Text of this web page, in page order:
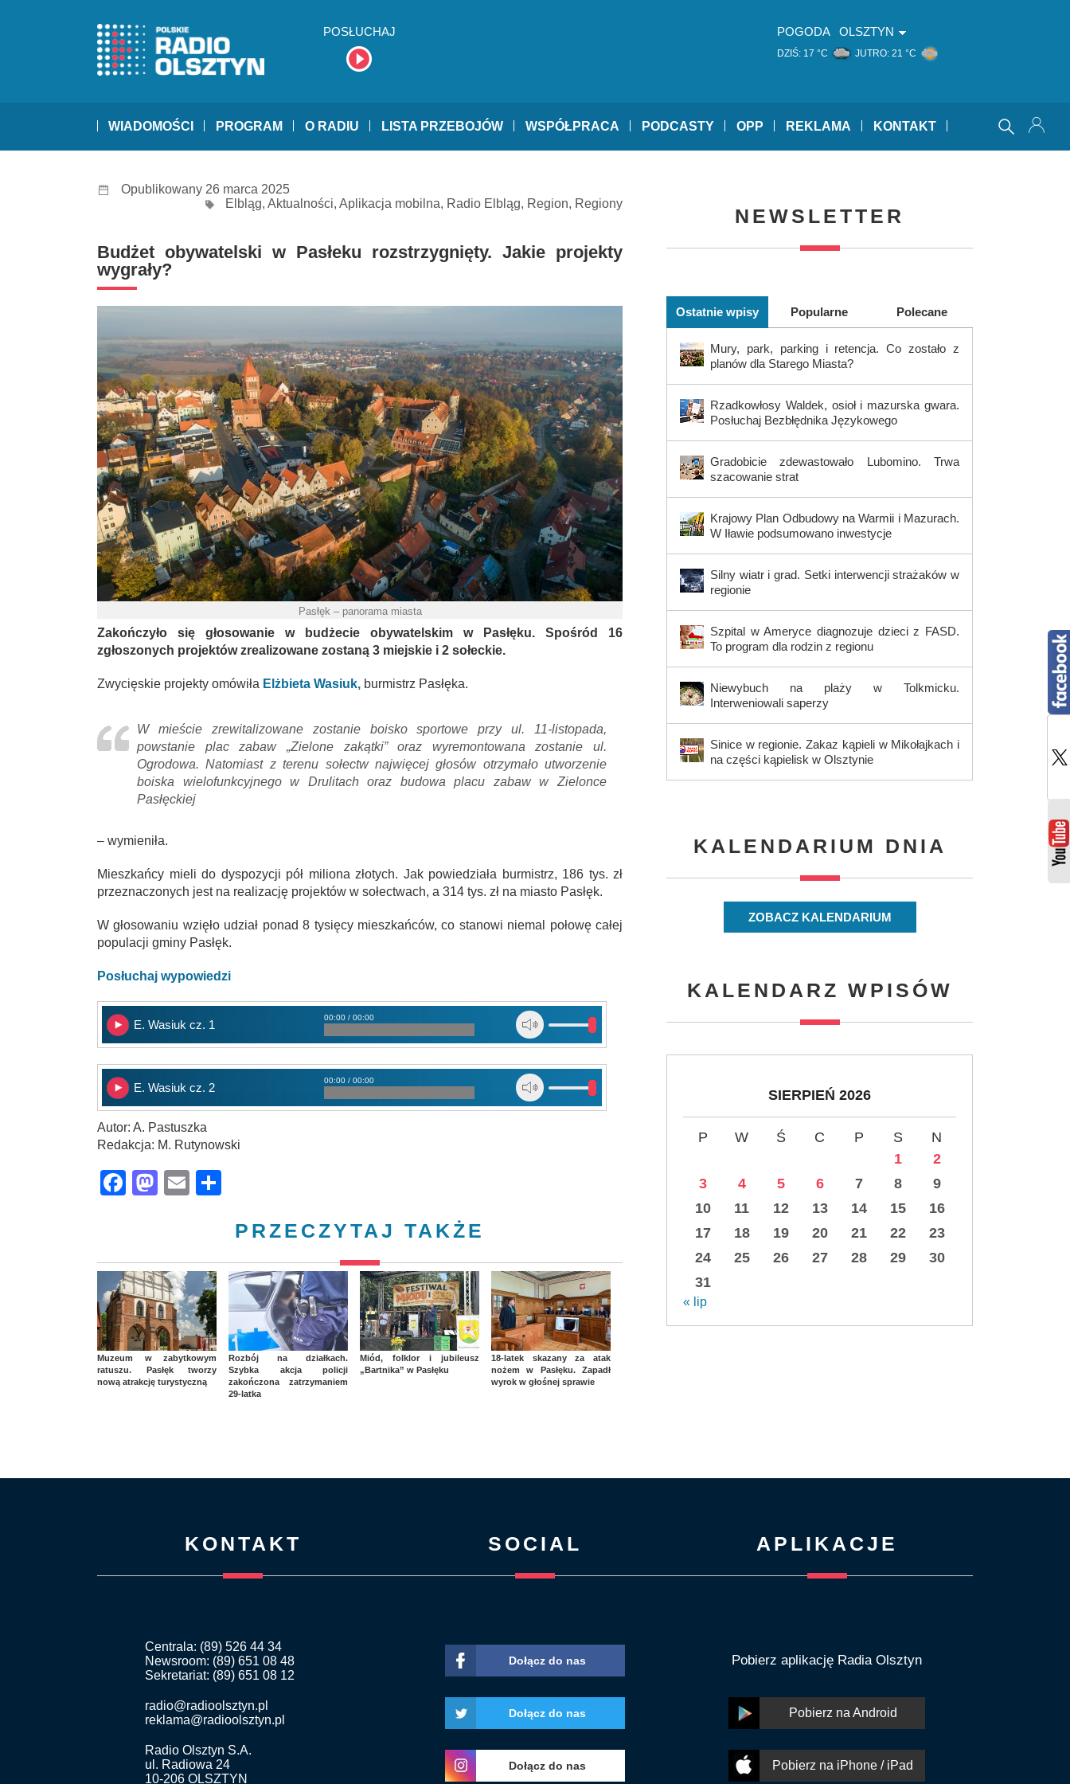
POSŁUCHAJ POGODA OLSZTYN
DZIŚ: 17 °C JUTRO: 21 °C
WIADOMOŚCI PROGRAM O RADIU LISTA PRZEBOJÓW WSPÓŁPRACA PODCASTY OPP REKLAMA KONTAKT
Opublikowany 26 marca 2025
Elbląg, Aktualności, Aplikacja mobilna, Radio Elbląg, Region, Regiony
Budżet obywatelski w Pasłeku rozstrzygnięty. Jakie projekty
wygrały?
Pasłęk – panorama miasta
Zakończyło się głosowanie w budżecie obywatelskim w Pasłęku. Spośród 16
zgłoszonych projektów zrealizowane zostaną 3 miejskie i 2 sołeckie.
Zwycięskie projekty omówiła Elżbieta Wasiuk, burmistrz Pasłęka.
W mieście zrewitalizowane zostanie boisko sportowe przy ul. 11-listopada,
powstanie plac zabaw „Zielone zakątki” oraz wyremontowana zostanie ul.
Ogrodowa. Natomiast z terenu sołectw najwięcej głosów otrzymało utworzenie
boiska wielofunkcyjnego w Drulitach oraz budowa placu zabaw w Zielonce
Pasłęckiej
– wymieniła.
Mieszkańcy mieli do dyspozycji pół miliona złotych. Jak powiedziała burmistrz, 186 tys. zł
przeznaczonych jest na realizację projektów w sołectwach, a 314 tys. zł na miasto Pasłęk.
W głosowaniu wzięło udział ponad 8 tysięcy mieszkańców, co stanowi niemal połowę całej
populacji gminy Pasłęk.
Posłuchaj wypowiedzi
E. Wasiuk cz. 1
00:00 / 00:00
E. Wasiuk cz. 2
00:00 / 00:00
Autor: A. Pastuszka
Redakcja: M. Rutynowski
Facebook
Mastodon
Email
PRZECZYTAJ TAKŻE
Muzeum w zabytkowym
ratuszu. Pasłęk tworzy
nową atrakcję turystyczną
Rozbój na działkach.
Szybka akcja policji
zakończona zatrzymaniem
29-latka
Miód, folklor i jubileusz
„Bartnika” w Pasłęku
18-latek skazany za atak
nożem w Pasłęku. Zapadł
wyrok w głośnej sprawie
NEWSLETTER
Ostatnie wpisy Popularne Polecane
Mury, park, parking i retencja. Co zostało z
planów dla Starego Miasta?
Rzadkowłosy Waldek, osioł i mazurska gwara.
Posłuchaj Bezbłędnika Językowego
Gradobicie zdewastowało Lubomino. Trwa
szacowanie strat
Krajowy Plan Odbudowy na Warmii i Mazurach.
W Iławie podsumowano inwestycje
Silny wiatr i grad. Setki interwencji strażaków w
regionie
Szpital w Ameryce diagnozuje dzieci z FASD.
To program dla rodzin z regionu
Niewybuch na plaży w Tolkmicku.
Interweniowali saperzy
Sinice w regionie. Zakaz kąpieli w Mikołajkach i
na części kąpielisk w Olsztynie
KALENDARIUM DNIA
ZOBACZ KALENDARIUM
KALENDARZ WPISÓW
SIERPIEŃ 2026
P W Ś C P S
N
1
2
3
4 5 6 7 8
9
10
11 12 13 14 15
16
17
18 19 20 21 22
23
24
25 26 27 28 29
30
31
« lip
KONTAKT
Centrala: (89) 526 44 34
Newsroom: (89) 651 08 48
Sekretariat: (89) 651 08 12
radio@radioolsztyn.pl
reklama@radioolsztyn.pl
Radio Olsztyn S.A.
ul. Radiowa 24
10-206 OLSZTYN
SOCIAL
Dołącz do nas
Dołącz do nas
Dołącz do nas
APLIKACJE
Pobierz aplikację Radia Olsztyn
Pobierz na Android
Pobierz na iPhone / iPad